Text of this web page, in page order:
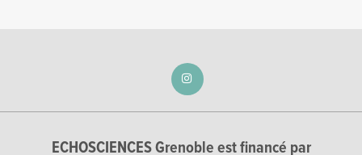
ECHOSCIENCES Grenoble est financé par